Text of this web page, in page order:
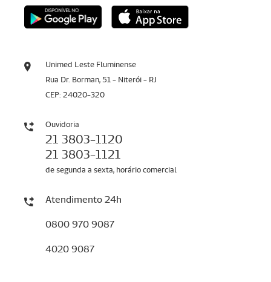
Unimed Leste Fluminense
Rua Dr. Borman, 51 - Niterói - RJ
CEP: 24020-320
Ouvidoria
21 3803-1120
21 3803-1121
de segunda a sexta, horário comercial
Atendimento 24h
0800 970 9087
4020 9087